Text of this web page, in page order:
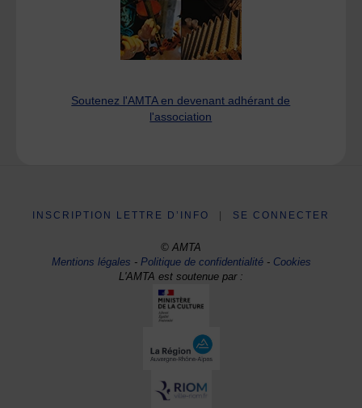
Soutenez l'AMTA en devenant adhérant de
l'association
INSCRIPTION LETTRE D’INFO SE CONNECTER
© AMTA
Mentions légales -Politique de confidentialité- Cookies
L'AMTA est soutenue par :